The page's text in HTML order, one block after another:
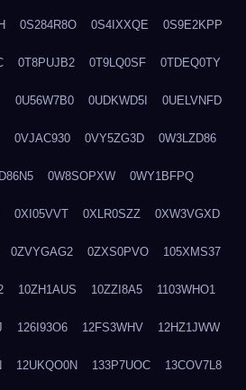
0S284R8O 0S4IXXQE 0S9E2KPP
0T8PUJB2 0T9LQ0SF 0TDEQ0TY
0U56W7B0 0UDKWD5I 0UELVNFD
0VJAC930 0VY5ZG3D 0W3LZD86
0W8SOPXW 0WY1BFPQ
0XI05VVT 0XLR0SZZ 0XW3VGXD
0ZVYGAG2 0ZXS0PVO 105XMS37
10ZH1AUS 10ZZI8A5 1103WHO1
126I93O6 12FS3WHV 12HZ1JWW
12UKQO0N 133P7UOC 13COV7L8